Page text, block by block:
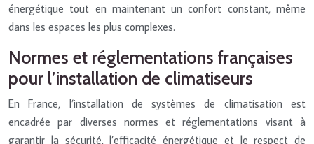
énergétique tout en maintenant un confort constant, même
dans les espaces les plus complexes.
Normes et réglementations françaises
pour l’installation de climatiseurs
En France, l’installation de systèmes de climatisation est
encadrée par diverses normes et réglementations visant à
garantir la sécurité, l’efficacité énergétique et le respect de